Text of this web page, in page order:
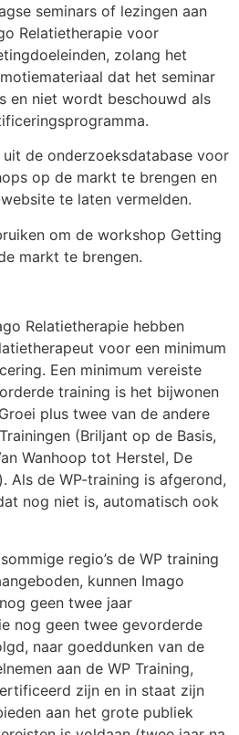
seminars of lezingen aan
Relatietherapie voor
zolang het
dat het seminar
en niet wordt beschouwd als
de onderzoeksdatabase voor
op de markt te brengen en
te laten vermelden.
om de workshop Getting
markt te brengen.
Relatietherapie hebben
voor een minimum
Een minimum vereiste
training is het bijwonen
plus twee van de andere
(Briljant op de Basis,
Wanhoop tot Herstel, De
Als de WP-training is afgerond,
nog niet is, automatisch ook
regio’s de WP training
kunnen Imago
geen twee jaar
nog geen twee gevorderde
naar goeddunken van de
aan de WP Training,
zijn en in staat zijn
aan het grote publiek